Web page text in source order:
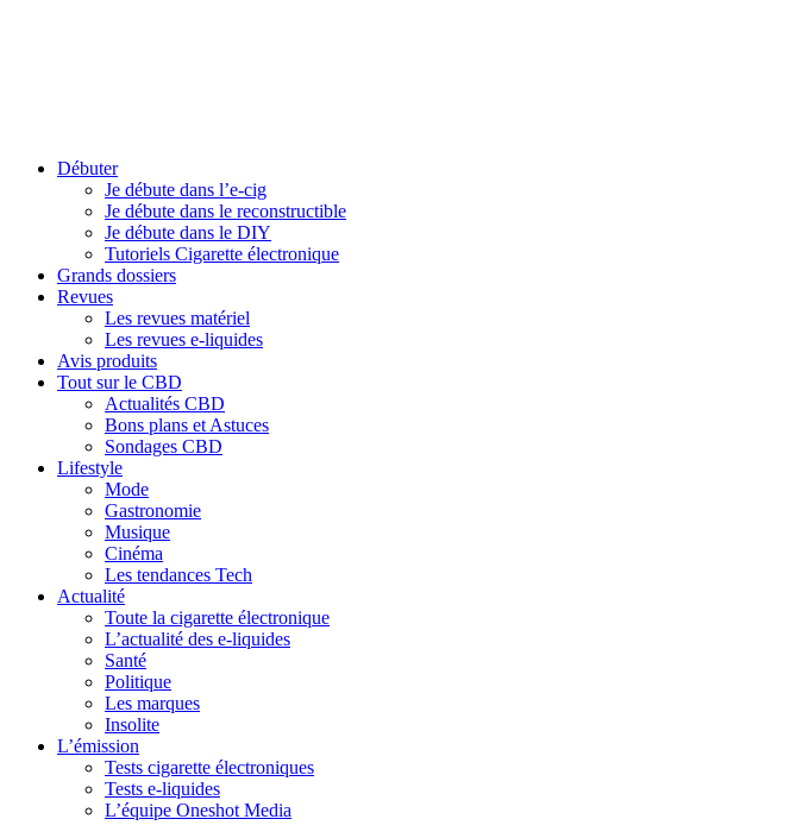
Débuter
Je débute dans l’e-cig
Je débute dans le reconstructible
Je débute dans le DIY
Tutoriels Cigarette électronique
Grands dossiers
Revues
Les revues matériel
Les revues e-liquides
Avis produits
Tout sur le CBD
Actualités CBD
Bons plans et Astuces
Sondages CBD
Lifestyle
Mode
Gastronomie
Musique
Cinéma
Les tendances Tech
Actualité
Toute la cigarette électronique
L’actualité des e-liquides
Santé
Politique
Les marques
Insolite
L’émission
Tests cigarette électroniques
Tests e-liquides
L’équipe Oneshot Media